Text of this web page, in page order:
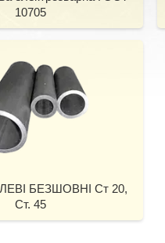
10705
БЕЗШОВНІ Ст 20,
Ст. 45